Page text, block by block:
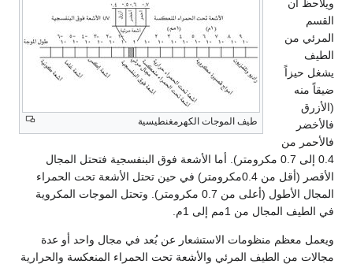
طيف الموجات الكهرمغنطيسية
ويلاحظ أن
القسم
المرئي من
الطيف
يشغل حيزاً
ضيقاً منه
(الأزرق
فالأخضر
فالأحمر من
0.4 إلى 0.7 مكرومتر). أما الأشعة فوق البنفسجية فتحتل المجال
الأقصر (أقل من 0.4مكرومتر) في حين تحتل الأشعة تحت الحمراء
المجال الأطول (أعلى من 0.7 مكرومتر). وتحتل الموجات المكروية
في الطيف المجال من 1مم إلى 1م.
ويعمل معظم منظومات الاستشعار عن بُعد في مجال واحد أو عدة
مجالات من الطيف المرئي والأشعة تحت الحمراء المنعكسة والحرارية